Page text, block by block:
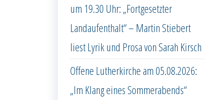
um 19.30 Uhr: „Fortgesetzter
Landaufenthalt“ – Martin Stiebert
liest Lyrik und Prosa von Sarah Kirsch
Offene Lutherkirche am 05.08.2026:
„Im Klang eines Sommerabends“